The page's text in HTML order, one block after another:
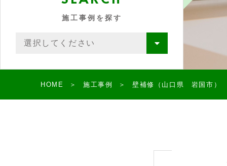
施工事例を探す
HOME 施工事例 壁補修（山口県 岩国市）